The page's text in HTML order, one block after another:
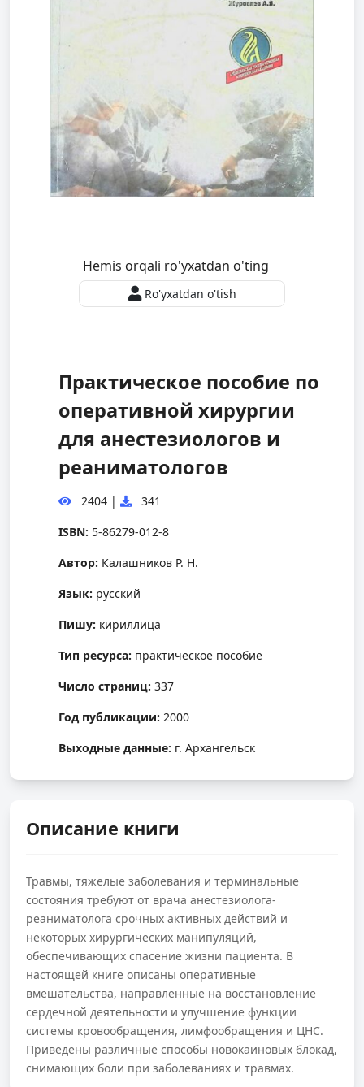
Hemis orqali ro'yxatdan o'ting
Ro'yxatdan o'tish
Практическое пособие по
оперативной хирургии
для анестезиологов и
реаниматологов
2404 |
341
ISBN: 5-86279-012-8
Автор: Калашников Р. Н.
Язык: русский
Пишу: кириллица
Тип ресурса: практическое пособие
Число страниц: 337
Год публикации: 2000
Выходные данные: г. Архангельск
Описание книги
Травмы, тяжелые заболевания и терминальные
состояния требуют от врача ане­стезиолога-
реаниматолога срочных активных действий и
некоторых хирургичес­ких манипуляций,
обеспечивающих спасение жизни пациента. В
настоящей книге описаны оперативные
вмешательства, направленные на восстановление
сердеч­ной деятельности и улучшение функции
системы кровообращения, лимфообраще­ния и ЦНС.
Приведены различные способы новокаиновых блокад,
снимающих боли при заболеваниях и травмах.